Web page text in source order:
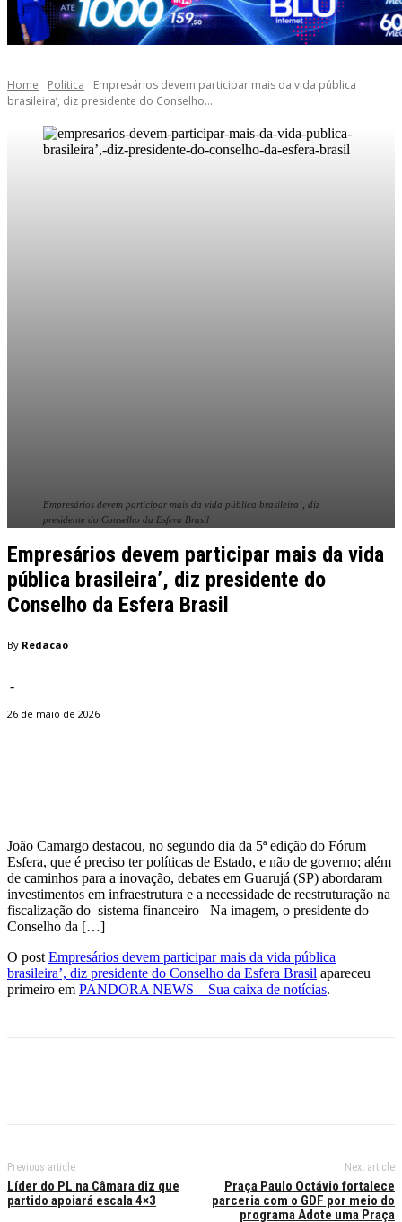
Home Politica
Empresários devem participar mais da vida pública
brasileira’, diz presidente do Conselho...
Empresários devem participar mais da vida pública brasileira’, diz
presidente do Conselho da Esfera Brasil
Empresários devem participar mais da vida
pública brasileira’, diz presidente do
Conselho da Esfera Brasil
By Redacao
-
26 de maio de 2026
João Camargo destacou, no segundo dia da 5ª edição do Fórum
Esfera, que é preciso ter políticas de Estado, e não de governo; além
de caminhos para a inovação, debates em Guarujá (SP) abordaram
investimentos em infraestrutura e a necessidade de reestruturação na
fiscalização do sistema financeiro Na imagem, o presidente do
Conselho da […]
O post Empresários devem participar mais da vida pública
brasileira’, diz presidente do Conselho da Esfera Brasil apareceu
primeiro em PANDORA NEWS – Sua caixa de notícias.
Previous article
Líder do PL na Câmara diz que
partido apoiará escala 4×3
Next article
Praça Paulo Octávio fortalece
parceria com o GDF por meio do
programa Adote uma Praça